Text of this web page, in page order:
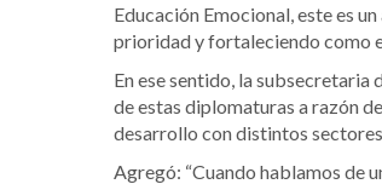
Educación Emocional, este es
prioridad y fortaleciendo como
En ese sentido, la
de estas diplomaturas a razón
desarrollo con distintos
Agregó: “Cuando hablamos de